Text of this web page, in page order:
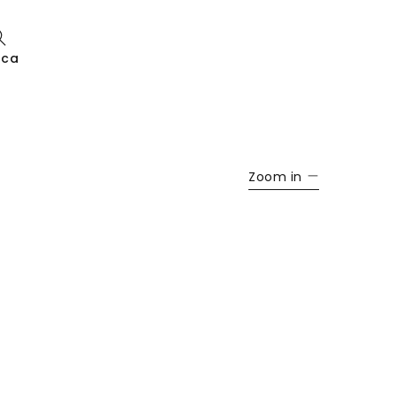
Zoom in